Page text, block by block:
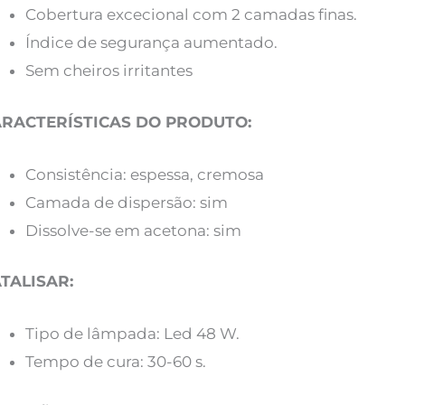
Cobertura excecional com 2 camadas finas.
Índice de segurança aumentado.
Sem cheiros irritantes
DO PRODUTO:
Consistência: espessa, cremosa
Camada de dispersão: sim
Dissolve-se em acetona: sim
Tipo de lâmpada: Led 48 W.
Tempo de cura: 30-60 s.